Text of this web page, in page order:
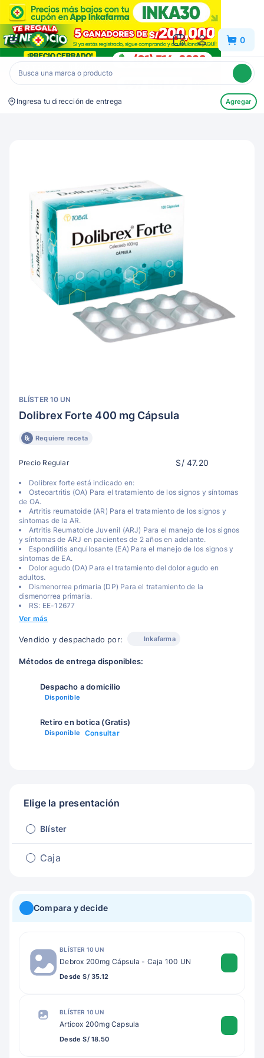
Inkafarma 0
Ingresa tu dirección de entrega Agregar
BLÍSTER 10 UN
Dolibrex Forte 400 mg Cápsula
Requiere receta
Precio Regular S/ 47.20
Dolibrex forte está indicado en:
Osteoartritis (OA) Para el tratamiento de los signos y síntomas
de OA.
Artritis reumatoide (AR) Para el tratamiento de los signos y
síntomas de la AR.
Artritis Reumatoide Juvenil (ARJ) Para el manejo de los signos
y síntomas de ARJ en pacientes de 2 años en adelante.
Espondilitis anquilosante (EA) Para el manejo de los signos y
síntomas de EA.
Dolor agudo (DA) Para el tratamiento del dolor agudo en
adultos.
Dismenorrea primaria (DP) Para el tratamiento de la
dismenorrea primaria.
RS: EE-12677
Ver más
Vendido y despachado por: Inkafarma
Métodos de entrega disponibles:
Despacho a domicilio
Disponible
Retiro en botica (Gratis)
Disponible Consultar
Elige la presentación
Blíster
Caja
Compara y decide
BLÍSTER 10 UN
Debrox 200mg Cápsula - Caja 100 UN
Desde S/ 35.12
BLÍSTER 10 UN
Articox 200mg Capsula
Desde S/ 18.50